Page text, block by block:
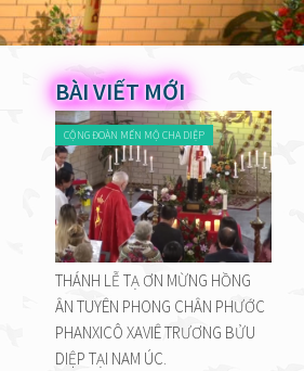
BÀI VIẾT MỚI
CỘNG ĐOÀN MẾN MỘ CHA DIỆP
THÁNH LỄ TẠ ƠN MỪNG HỒNG
ÂN TUYÊN PHONG CHÂN PHƯỚC
PHANXICÔ XAVIÊ TRƯƠNG BỬU
DIỆP TẠI NAM ÚC.